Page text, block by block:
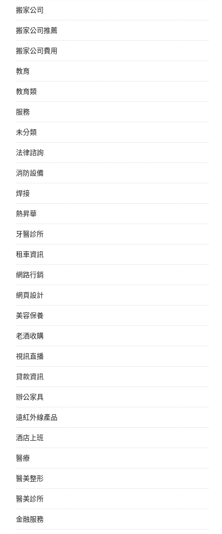
搬家公司
搬家公司推薦
搬家公司費用
教育
教育類
服務
未分類
法律諮詢
消防設備
焊接
熱昇華
牙醫診所
租車資訊
網路行銷
網頁設計
美容保養
老酒收購
視訊直播
貸款資訊
辦公家具
遠紅外線產品
酒店上班
醫療
醫美整形
醫美診所
金融服務